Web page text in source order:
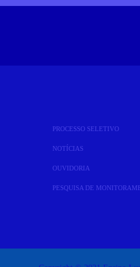
PROCESSO SELETIVO
NOTÍCIAS
OUVIDORIA
PESQUISA DE